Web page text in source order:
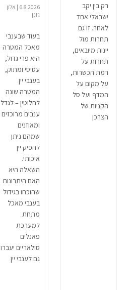
רק בין יקב
ישראלי אחד
לאחר. זו גם
תחרות מול
יינות מיובאים,
תחרות על
רמת הכשרות,
על מקום על
המדף ועל סל
הקניות של
הצרכן
6.8.2026 | אלון
גונן
בעוד שבענבי
מאכל המטרה
היא פרי גדול,
עסיסי ומתוק,
בענבי יין
המטרה שונה
לחלוטין – לגדל
ענבים מרוכזים
ומאוזנים
שמהם ניתן
להפיק יין
איכותי.
השאלה היא
האם היתרונות
שהוכחו בגידול
בענבי מאכל
מתחת
למערכת
פאנלים
סולאריים יעברו
גם לענבי יין